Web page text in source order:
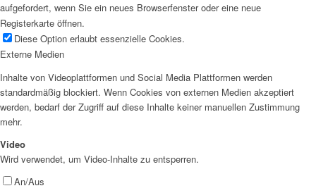
aufgefordert, wenn Sie ein neues Browserfenster oder eine neue
Registerkarte öffnen.
Diese Option erlaubt essenzielle Cookies.
Externe Medien
Inhalte von Videoplattformen und Social Media Plattformen werden
standardmäßig blockiert. Wenn Cookies von externen Medien akzeptiert
werden, bedarf der Zugriff auf diese Inhalte keiner manuellen Zustimmung
mehr.
Video
Wird verwendet, um Video-Inhalte zu entsperren.
An/Aus